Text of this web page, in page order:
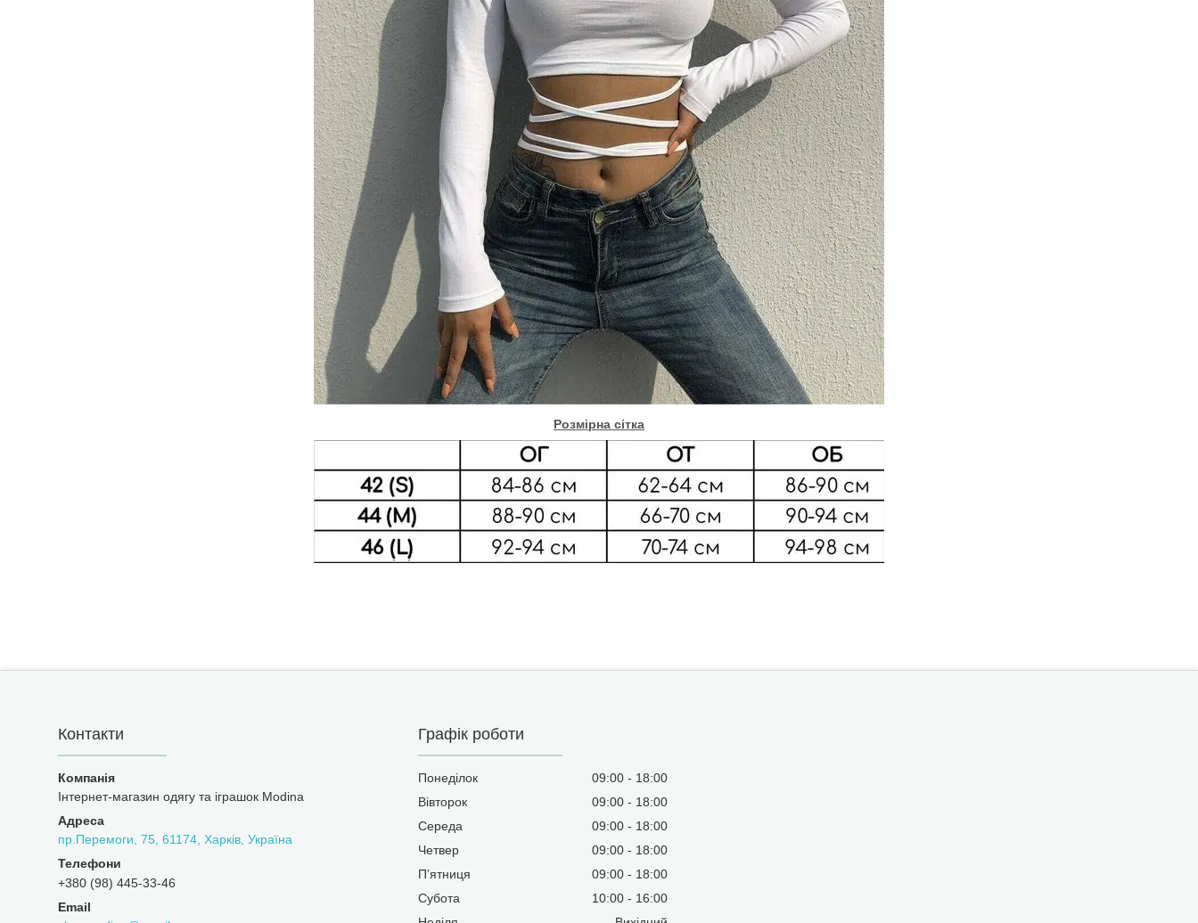
Розмірна сітка
Контакти
Інтернет-магазин одягу та іграшок Modina
пр.Перемоги, 75, 61174, Харків, Україна
+380 (98) 445-33-46
Графік роботи
Понеділок 09:00
18:00
Вівторок
09:00
18:00
Середа
09:00
18:00
Четвер
09:00
18:00
Пʼятниця
09:00
18:00
Субота
10:00
16:00